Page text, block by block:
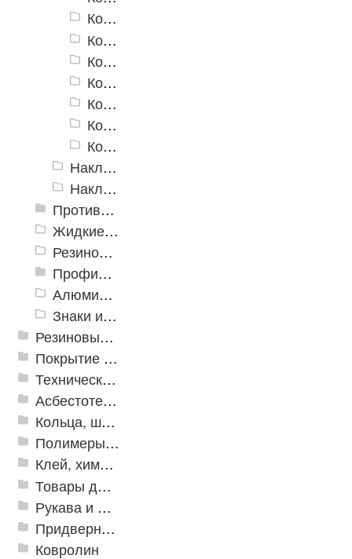
Ковровые накладки «Венеция» бордовые
Ковровые накладки «Лилия» бежевые
Ковровые накладки «Венеция» зеленые
Ковровые накладки «Венеция» бежевые
Ковровые накладки «Стамбул» бордовые
Ковровые накладки «Стамбул» зеленые
Ковровые накладки «Стамбул» бежевые
Накладка на ступень «Барьер 16» 300x900x16 мм. ±5%
Накладка на ступень «Пласт-Анти 15» 300x900x16 мм. ±5%
Противоскользящие ленты
Жидкие противоскользящие средства
Резиновый профиль с алюминиевой вставкой «NoSlip»
Профили закладные
Алюминиевый профиль для ленты
Знаки из полистирола для разметки пола
Резиновые и ПВХ дорожки
Покрытие из резиновой крошки
Техническая резина
Асбестотехнические и теплоизоляционные материалы
Кольца, шайбы, манжеты
Полимеры и пластики
Клей, химия, сопутствующие товары
Товары для дома
Рукава и шланги промышленные
Придверные решетки
Ковролин